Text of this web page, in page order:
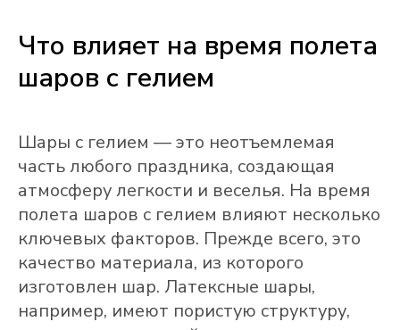
Что влияет на время полета
шаров с гелием
Шары с гелием — это неотъемлемая
часть любого праздника, создающая
атмосферу легкости и веселья. На время
полета шаров с гелием влияют несколько
ключевых факторов. Прежде всего, это
качество материала, из которого
изготовлен шар. Латексные шары,
например, имеют пористую структуру,